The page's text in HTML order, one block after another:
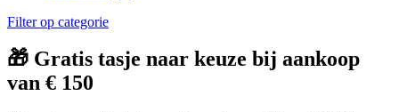
Filter op categorie
🎁 Gratis tasje naar keuze bij aankoop
van € 150